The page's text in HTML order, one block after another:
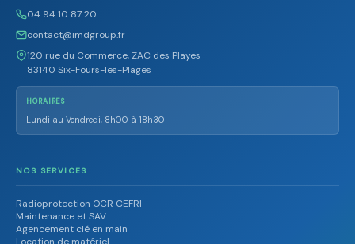
04 94 10 87 20
contact@imdgroup.fr
120 rue du Commerce, ZAC des Playes
83140 Six-Fours-les-Plages
HORAIRES
Lundi au Vendredi, 8h00 à 18h30
NOS SERVICES
Radioprotection OCR CEFRI
Maintenance et SAV
Agencement clé en main